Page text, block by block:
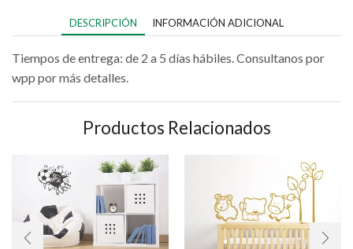
DESCRIPCIÓN INFORMACIÓN ADICIONAL
Tiempos de entrega: de 2 a 5 días hábiles. Consultanos por
wpp por más detalles.
Productos Relacionados